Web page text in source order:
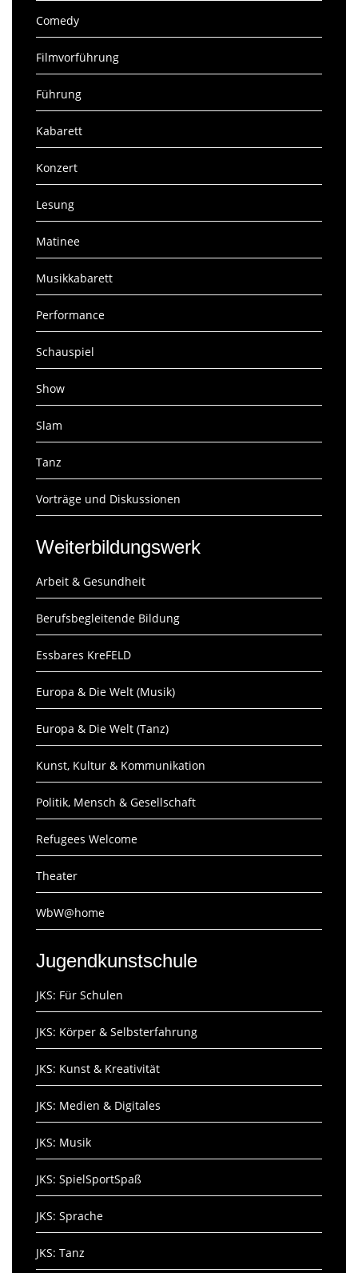
Comedy
Filmvorführung
Führung
Kabarett
Konzert
Lesung
Matinee
Musikkabarett
Performance
Schauspiel
Show
Slam
Tanz
Vorträge und Diskussionen
Weiterbildungswerk
Arbeit & Gesundheit
Berufsbegleitende Bildung
Essbares KreFELD
Europa & Die Welt (Musik)
Europa & Die Welt (Tanz)
Kunst, Kultur & Kommunikation
Politik, Mensch & Gesellschaft
Refugees Welcome
Theater
WbW@home
Jugendkunstschule
JKS: Für Schulen
JKS: Körper & Selbsterfahrung
JKS: Kunst & Kreativität
JKS: Medien & Digitales
JKS: Musik
JKS: SpielSportSpaß
JKS: Sprache
JKS: Tanz